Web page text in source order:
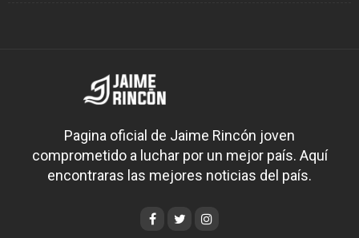
Pagina oficial de Jaime Rincón joven
comprometido a luchar por un mejor país. Aquí
encontraras las mejores noticias del país.